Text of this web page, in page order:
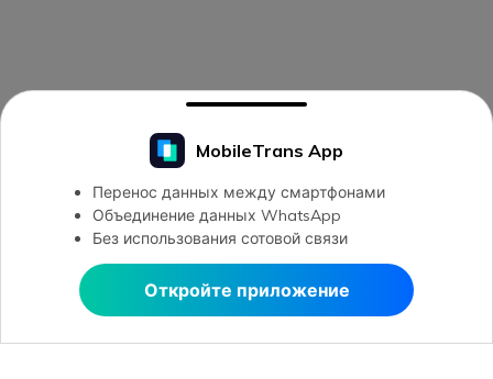
MobileTrans App
Перенос данных между смартфонами
Объединение данных WhatsApp
Без использования сотовой связи
Откройте приложение
Открыть в MobileTrans
Открыть в MobileTrans